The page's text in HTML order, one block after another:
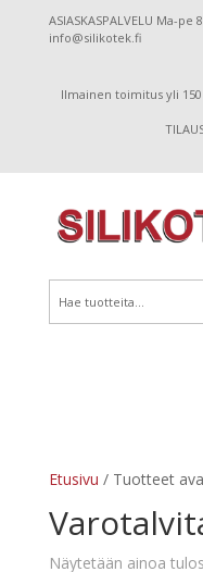
ASIASKASPALVELU Ma-
info@silikotek.fi
Ilmainen toimitus yli
Etusivu / Tuotteet
Näytetään ainoa tulos